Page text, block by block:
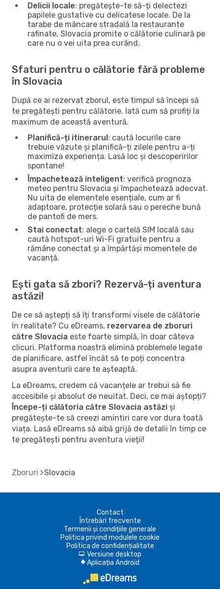
Delicii locale: pregătește-te să-ți delectezi
papilele gustative cu delicatese locale. De la
tarabe de mâncare stradală la restaurante
rafinate, Slovacia promite o călătorie culinară pe
care nu o vei uita prea curând.
Sfaturi pentru o călătorie fără probleme
în Slovacia
După ce ai rezervat zborul, este timpul să începi să
te pregătești pentru călătorie. Iată cum să profiți la
maximum de această aventură.
Planifică-ți itinerarul: caută locurile care
trebuie văzute și planifică-ți zilele pentru a-ți
maximiza experiența. Lasă loc și descoperirilor
spontane!
Împachetează inteligent: verifică prognoza
meteo pentru Slovacia și împachetează adecvat.
Nu uita de elementele esențiale, cum ar fi
adaptoare, protecție solară sau o pereche bună
de pantofi de mers.
Stai conectat: alege o cartelă SIM locală sau
caută hotspot-uri Wi-Fi gratuite pentru a
rămâne conectat și a împărtăși momentele de
vacanță.
Ești gata să zbori? Rezervă-ți aventura
astăzi!
De ce să aștepți să îți transformi visele de călătorie
în realitate? Cu eDreams, rezervarea de zboruri
către Slovacia este foarte simplă, în doar câteva
clicuri. Platforma noastră elimină problemele legate
de planificare, astfel încât să te poți concentra
asupra aventurii care te așteaptă.
La eDreams, credem că vacanțele ar trebui să fie
accesibile și absolut de neuitat. Deci, ce mai aștepți?
Începe-ți călătoria către Slovacia astăzi și
pregătește-te să creezi amintiri care vor dura toată
viața. Lasă eDreams să aibă grijă de detalii în timp ce
te pregătești pentru aventura vieții!
Zboruri Slovacia
Contact
Întrebări frecvente
Termenii și condițiile generale
Politica privind modulele cookie
Politica de confidențialitate
d Versiune desktop
A Aplicația Android